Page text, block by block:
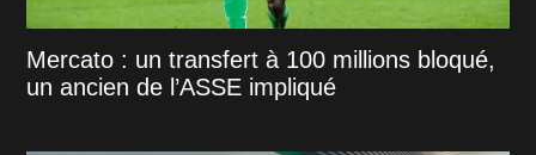
Mercato : un transfert à 100 millions bloqué,
un ancien de l’ASSE impliqué